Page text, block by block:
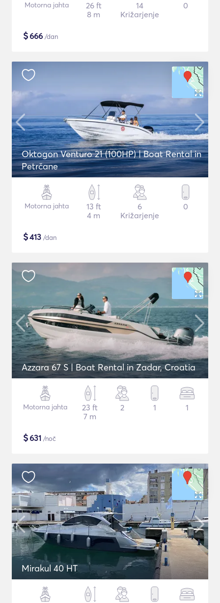
Motorna jahta
26 ft
8 m
14
Križarjenje
0
$666 /dan
Oktogon Venturo 21 (100HP) | Boat Rental in
Petrčane
Motorna jahta
13 ft
4 m
6
Križarjenje
0
$413 /dan
Azzara 67 S | Boat Rental in Zadar, Croatia
Motorna jahta
23 ft
7 m
2 1 1
$631 /noč
Mirakul 40 HT